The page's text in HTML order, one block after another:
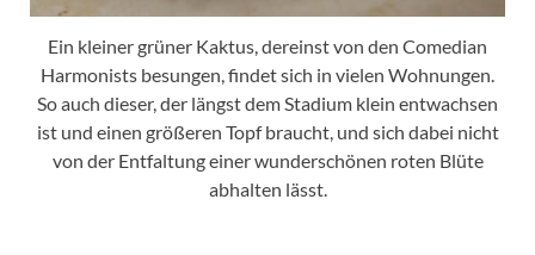
Ein kleiner grüner Kaktus, dereinst von den Comedian
Harmonists besungen, findet sich in vielen Wohnungen.
So auch dieser, der längst dem Stadium klein entwachsen
ist und einen größeren Topf braucht, und sich dabei nicht
von der Entfaltung einer wunderschönen roten Blüte
abhalten lässt.